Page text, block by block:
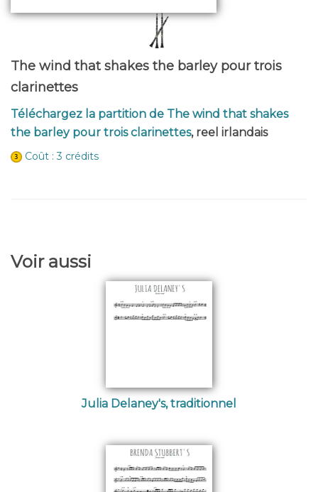
The wind that shakes the barley pour trois
clarinettes
Téléchargez la partition de The wind that shakes
the barley pour trois clarinettes, reel irlandais
Coût : 3 crédits
Voir aussi
Julia Delaney's, traditionnel